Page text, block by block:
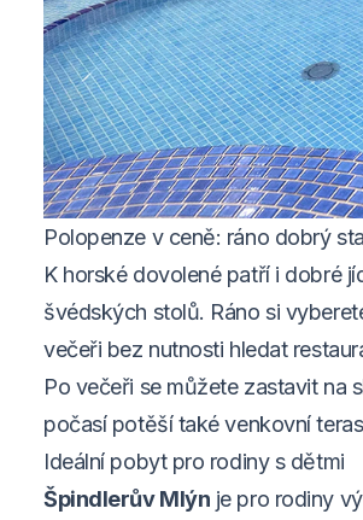
Polopenze v ceně: ráno dobrý
K horské dovolené patří i dobré
švédských stolů. Ráno si
večeři bez nutnosti hledat
Po večeři se můžete zastavit na
počasí potěší také venkovní
Ideální pobyt pro rodiny s dětmi
Špindlerův Mlýn je pro rodiny